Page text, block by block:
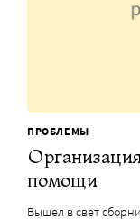
ПРОБЛЕМЫ
помощи
Вышел в свет